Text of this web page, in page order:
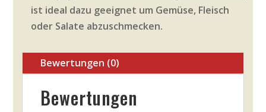
ist ideal dazu geeignet um Gemüse, Fleisch
oder Salate abzuschmecken.
Bewertungen (0)
Bewertungen